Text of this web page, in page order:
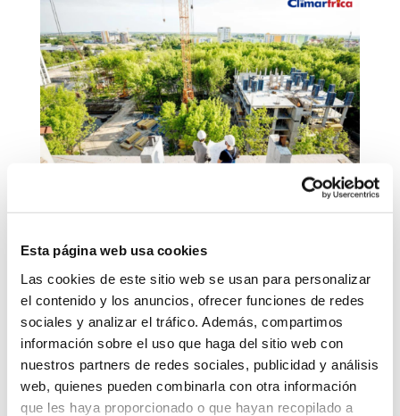
Esta página web usa cookies
Las cookies de este sitio web se usan para personalizar
el contenido y los anuncios, ofrecer funciones de redes
sociales y analizar el tráfico. Además, compartimos
información sobre el uso que haga del sitio web con
nuestros partners de redes sociales, publicidad y análisis
web, quienes pueden combinarla con otra información
que les haya proporcionado o que hayan recopilado a
El futuro de la eficiencia energética con aire
acondicionado en Zaragoza
energética
En Zaragoza, una ciudad que experimenta
temperaturas extremas tanto en invierno como en
verano, la climatización y el aire acondicionado se han
convertido en elementos esenciales en nuestros
hogares. Sin embargo, en medio de la creciente
preocupación por el cambio...